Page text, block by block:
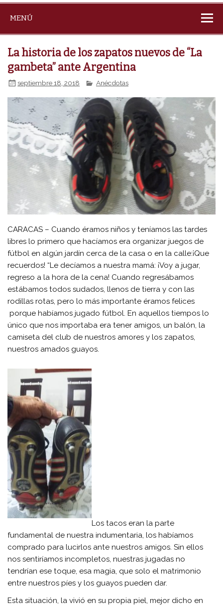
MENÚ
La historia de los zapatos nuevos de “La
gambeta” ante Argentina
septiembre 18, 2018 Anécdotas
CARACAS – Cuando éramos niños y teníamos las tardes
libres lo primero que hacíamos era organizar juegos de
fútbol en algún jardín cerca de la casa o en la calle:¡Que
recuerdos! “Le decíamos a nuestra mamá: ¡Voy a jugar,
regreso a la hora de la cena! Cuando regresábamos
estábamos todos sudados, llenos de tierra y con las
rodillas rotas, pero lo más importante éramos felices
porque habíamos jugado fútbol. En aquellos tiempos lo
único que nos importaba era tener amigos, un balón, la
camiseta del club de nuestros amores y los zapatos,
nuestros amados guayos.
Los tacos eran la parte
fundamental de nuestra indumentaria, los habíamos
comprado para lucirlos ante nuestros amigos. Sin ellos
nos sentiríamos incompletos, nuestras jugadas no
tendrían ese toque, esa magia, que solo el matrimonio
entre nuestros píes y los guayos pueden dar.
Esta situación, la vivió en su propia piel, mejor dicho en